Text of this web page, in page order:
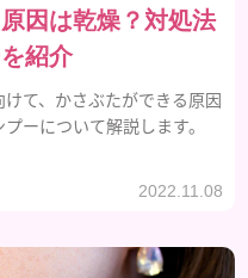
因は乾燥？対処法
紹介
て、かさぶたができる原因
ーについて解説します。
2022.11.08